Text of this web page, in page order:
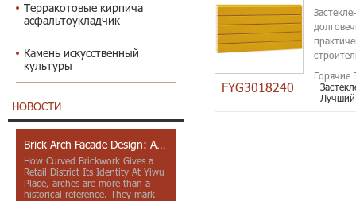
Терракотовые кирпича
асфальтоукладчик
Камень искусственный
культуры
НОВОСТИ
Brick Arch Facade Design: A Closer Look at Yiwu Place
How Curved Brickwork Gives a
Retail District Its Identity At Yiwu
Place, arches are more than a
historical reference. They mark
FYG3018240
Горячие
Лучший